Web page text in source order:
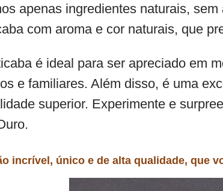
apenas ingredientes naturais,
com aroma e cor naturais, que
é ideal para ser apreciado em
e familiares. Além disso, é uma
superior. Experimente e
incrível, único e de alta qualidade, que